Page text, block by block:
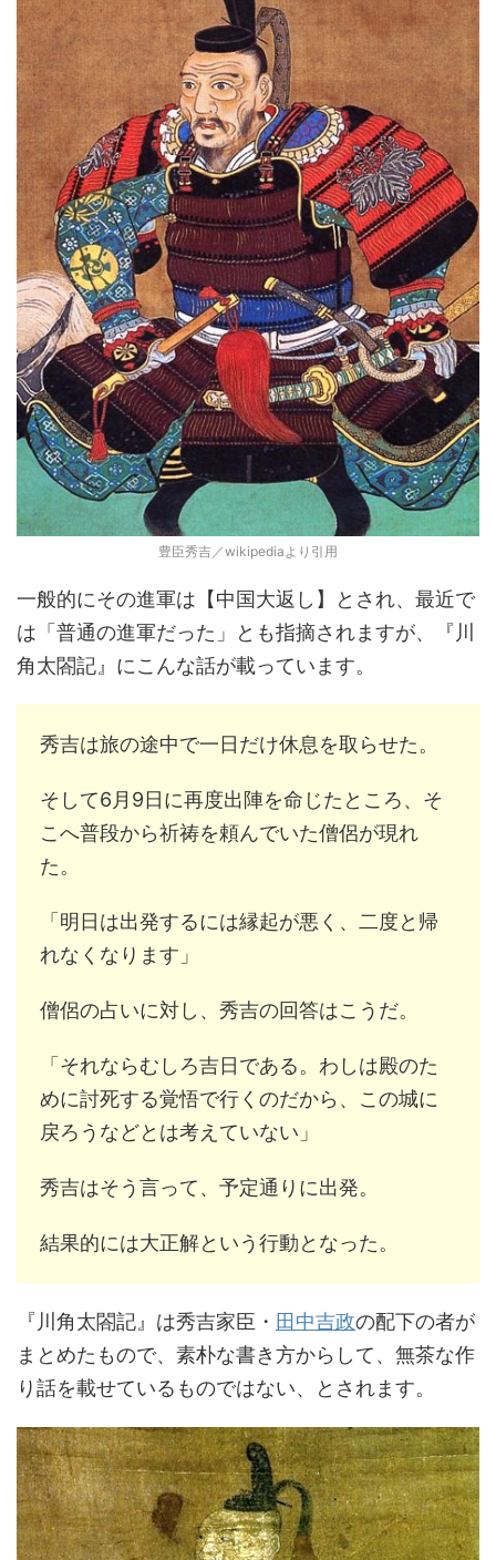
豊臣秀吉／wikipediaより引用
一般的にその進軍は【中国大返し】とされ、最近で
は「普通の進軍だった」とも指摘されますが、『川
角太閤記』にこんな話が載っています。
秀吉は旅の途中で一日だけ休息を取らせた。
そして6月9日に再度出陣を命じたところ、そ
こへ普段から祈祷を頼んでいた僧侶が現れ
た。
「明日は出発するには縁起が悪く、二度と帰
れなくなります」
僧侶の占いに対し、秀吉の回答はこうだ。
「それならむしろ吉日である。わしは殿のた
めに討死する覚悟で行くのだから、この城に
戻ろうなどとは考えていない」
秀吉はそう言って、予定通りに出発。
結果的には大正解という行動となった。
『川角太閤記』は秀吉家臣・ 田中吉政の配下の者が
まとめたもので、素朴な書き方からして、無茶な作
り話を載せているものではない、とされます。